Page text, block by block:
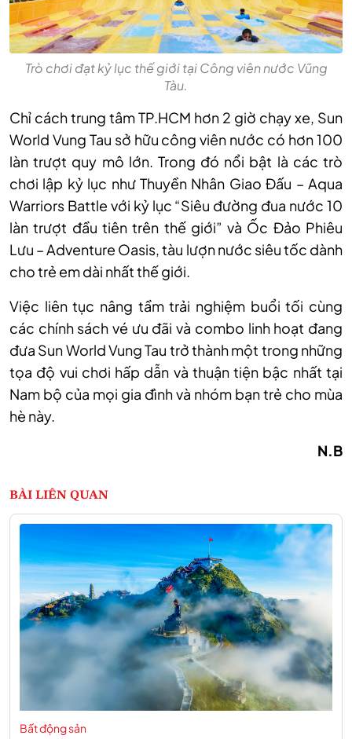
Trò chơi đạt kỷ lục thế giới tại Công viên nước Vũng
Tàu.
Chỉ cách trung tâm TP.HCM hơn 2 giờ chạy xe, Sun
World Vung Tau sở hữu công viên nước có hơn 100
làn trượt quy mô lớn. Trong đó nổi bật là các trò
chơi lập kỷ lục như Thuyền Nhân Giao Đấu – Aqua
Warriors Battle với kỷ lục “Siêu đường đua nước 10
làn trượt đầu tiên trên thế giới” và Ốc Đảo Phiêu
Lưu – Adventure Oasis, tàu lượn nước siêu tốc dành
cho trẻ em dài nhất thế giới.
Việc liên tục nâng tầm trải nghiệm buổi tối cùng
các chính sách vé ưu đãi và combo linh hoạt đang
đưa Sun World Vung Tau trở thành một trong những
tọa độ vui chơi hấp dẫn và thuận tiện bậc nhất tại
Nam bộ của mọi gia đình và nhóm bạn trẻ cho mùa
hè này.
N.B
BÀI LIÊN QUAN
Bất động sản